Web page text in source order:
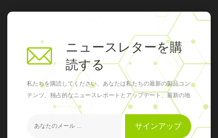
ニュースレターを購
読する
私たちを購読してください、あなたは私たちの最新の製品コン
テンツ、独占的なニュースレポートとアップデート、最新の地
元のイベントを得ることができます
サインアップ